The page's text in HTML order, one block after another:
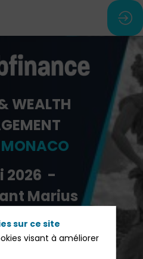
WEALTH
2026 -
Marius
sur ce site
visant à améliorer